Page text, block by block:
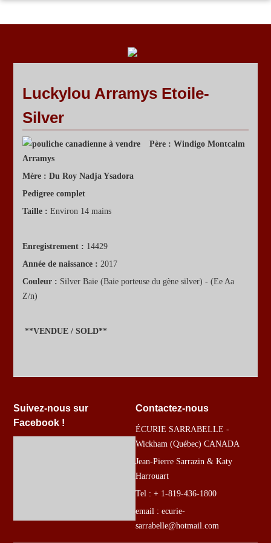
JUMENTS
ÉVÈNEMENTS SPÉCIAUX
Luckylou Arramys Etoile-
Silver
Père :Windigo Montcalm
Arramys
Mère : Du Roy Nadja Ysadora
Pedigree complet
Taille : Environ 14 mains
Enregistrement : 14429
Année de naissance : 2017
Couleur : Silver Baie (Baie porteuse du gène silver) - (Ee Aa
Z/n)
**VENDUE / SOLD**
Suivez-nous sur
Facebook !
Contactez-nous
ÉCURIE SARRABELLE -
Wickham (Québec) CANADA
Jean-Pierre Sarrazin & Katy
Harrouart
Tel : + 1-819-436-1800
email : ecurie-
sarrabelle@hotmail.com